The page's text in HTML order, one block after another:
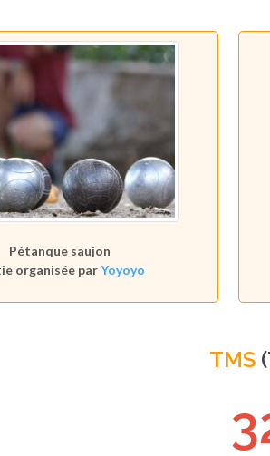
Pétanque saujon
organisée parYoyoyo
TMS